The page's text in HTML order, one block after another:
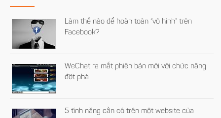
Làm thế nào để hoàn toàn “vô hình” trên
Facebook?
WeChat ra mắt phiên bản mới với chức năng
đột phá
5 tính năng cần có trên một website của